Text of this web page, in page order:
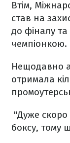
Втім,
став на
до фіналу та
чемпіонкою.
Нещодавно
отримала
"Дуже скоро
боксу, тому